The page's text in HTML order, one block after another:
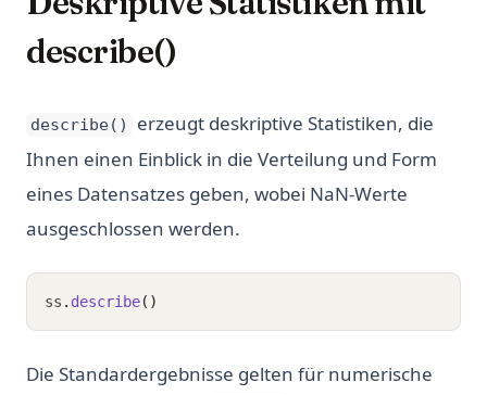
describe()
describe()
erzeugt deskriptive Statistiken, die
Ihnen einen Einblick in die Verteilung und Form
eines Datensatzes geben, wobei NaN-Werte
ausgeschlossen werden.
ss . describe()
Die Standardergebnisse gelten für numerische